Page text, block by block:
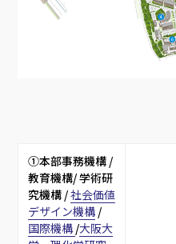
①本部事務機構 /
教育機構/ 学術研
究機構 / 社会価値
デザイン機構
国際機構 /大阪大